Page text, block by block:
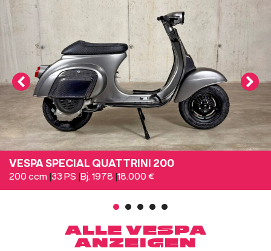
VESPA SPECIAL QUATTRINI 200
200 ccm|33 PS |Bj. 1978 |18.000 €
3 4 5
ALLE VESPA
ANZEIGEN